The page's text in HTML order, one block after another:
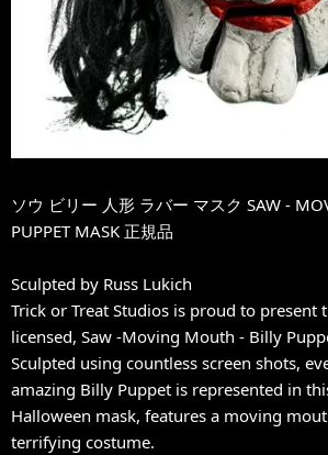
ソウ ビリー 人形 ラバー マスク SAW -
PUPPET MASK 正規品
Sculpted by Russ Lukich
Trick or Treat Studios is proud to present
licensed, Saw -Moving Mouth - Billy
Sculpted using countless screen shots,
amazing Billy Puppet is represented in
Halloween mask, features a moving
terrifying costume.